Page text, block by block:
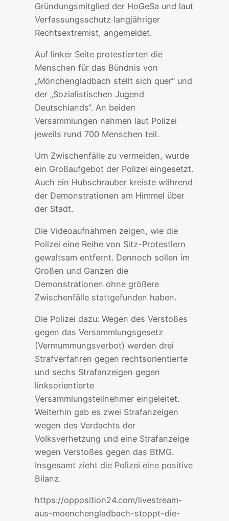
Gründungsmitglied der HoGeSa und laut
Verfassungsschutz langjähriger
Rechtsextremist, angemeldet.
Auf linker Seite protestierten die
Menschen für das Bündnis von
„Mönchengladbach stellt sich quer“ und
der „Sozialistischen Jugend
Deutschlands“. An beiden
Versammlungen nahmen laut Polizei
jeweils rund 700 Menschen teil.
Um Zwischenfälle zu vermeiden, wurde
ein Großaufgebot der Polizei eingesetzt.
Auch ein Hubschrauber kreiste während
der Demonstrationen am Himmel über
der Stadt.
Die Videoaufnahmen zeigen, wie die
Polizei eine Reihe von Sitz-Protestlern
gewaltsam entfernt. Dennoch sollen im
Großen und Ganzen die
Demonstrationen ohne größere
Zwischenfälle stattgefunden haben.
Die Polizei dazu: Wegen des Verstoßes
gegen das Versammlungsgesetz
(Vermummungsverbot) werden drei
Strafverfahren gegen rechtsorientierte
und sechs Strafanzeigen gegen
linksorientierte
Versammlungsteilnehmer eingeleitet.
Weiterhin gab es zwei Strafanzeigen
wegen des Verdachts der
Volksverhetzung und eine Strafanzeige
wegen Verstoßes gegen das BtMG.
Insgesamt zieht die Polizei eine positive
Bilanz.
https://opposition24.com/livestream-
aus-moenchengladbach-stoppt-die-